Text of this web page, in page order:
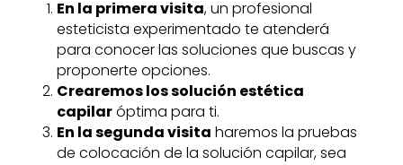
En la primera visita, un profesional
esteticista experimentado te atenderá
para conocer las soluciones que buscas y
proponerte opciones.
Crearemos los solución estética
capilaróptima para ti.
En la segunda visita haremos la pruebas
de colocación de la solución capilar, sea